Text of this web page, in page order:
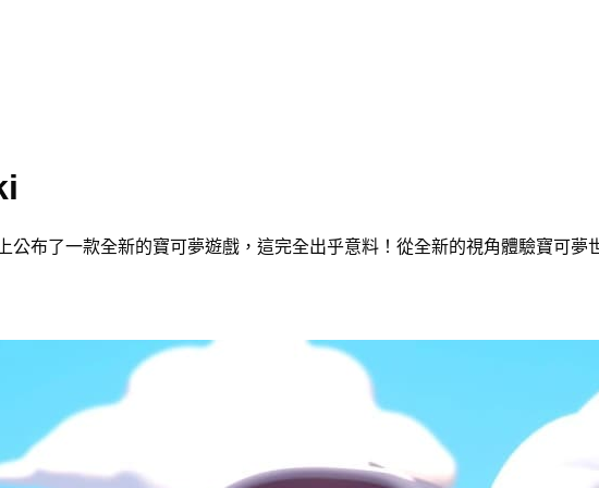
公布了一款全新的寶可夢遊戲，這完全出乎意料！從全新的視角體驗寶可夢